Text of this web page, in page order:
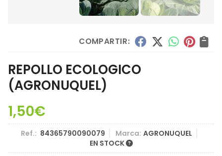
COMPARTIR:
REPOLLO ECOLOGICO
(AGRONUQUEL)
1,50€
Ref.: 84365790090079 Marca: AGRONUQUEL
EN STOCK